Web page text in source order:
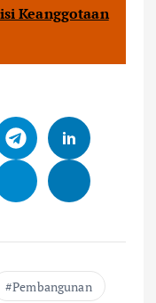
Keanggotaan
Pembangunan